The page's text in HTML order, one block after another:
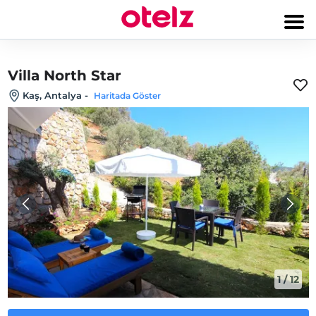
Villa North Star
Kaş, Antalya - Haritada Göster
1/12